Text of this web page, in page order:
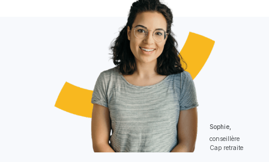
Sophie,
conseillère
Cap retraite